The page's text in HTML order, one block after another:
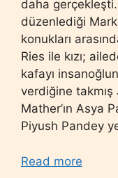
daha
düzenlediği
konukları
Ries ile kızı;
kafayı
verdiğine
Mather’ın Asya
Piyush Pandey
Read more